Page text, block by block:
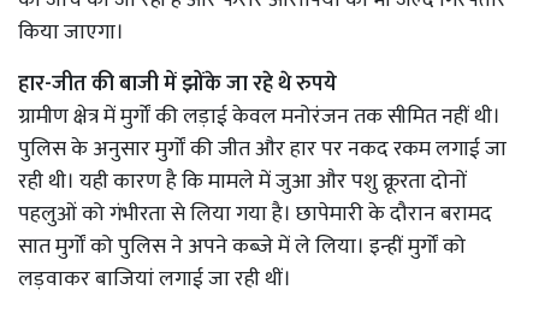
किया जाएगा।
हार-जीत की बाजी में झोंके जा रहे थे रुपये
ग्रामीण क्षेत्र में मुर्गों की लड़ाई केवल मनोरंजन तक सीमित नहीं थी।
पुलिस के अनुसार मुर्गों की जीत और हार पर नकद रकम लगाई जा
रही थी। यही कारण है कि मामले में जुआ और पशु क्रूरता दोनों
पहलुओं को गंभीरता से लिया गया है। छापेमारी के दौरान बरामद
सात मुर्गों को पुलिस ने अपने कब्जे में ले लिया। इन्हीं मुर्गों को
लड़वाकर बाजियां लगाई जा रही थीं।